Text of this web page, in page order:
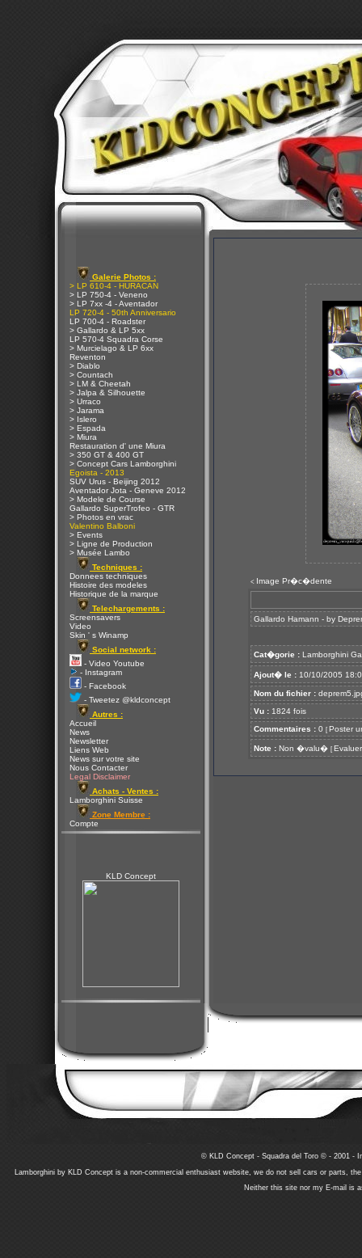
Galerie Photos :
> LP 610-4 - HURACAN
> LP 750-4 - Veneno
> LP 7xx -4 - Aventador
LP 720-4 - 50th Anniversario
LP 700-4 - Roadster
> Gallardo & LP 5xx
LP 570-4 Squadra Corse
> Murcielago & LP 6xx
Reventon
> Diablo
> Countach
> LM & Cheetah
> Jalpa & Silhouette
> Urraco
> Jarama
> Islero
> Espada
> Miura
Restauration d' une Miura
> 350 GT & 400 GT
> Concept Cars Lamborghini
Egoista - 2013
SUV Urus - Beijing 2012
Aventador Jota - Geneve 2012
> Modele de Course
Gallardo SuperTrofeo - GTR
> Photos en vrac
Valentino Balboni
> Events
> Ligne de Production
> Musée Lambo
Techniques :
Donnees techniques
Histoire des modeles
Historique de la marque
Telechargements :
Screensavers
Video
Skin ' s Winamp
Social network :
- Video Youtube
- Instagram
- Facebook
- Tweetez @kldconcept
Autres :
Accueil
News
Newsletter
Liens Web
News sur votre site
Nous Contacter
Legal Disclaimer
Achats - Ventes :
Lamborghini Suisse
Zone Membre :
Compte
KLD Concept
< Image Pr�c�dente
Gallardo Hamann - by
Cat�gorie : Lamborghini
Ajout� le : 10/10/2005
Nom du fichier :
Vu : 1824 fois
Commentaires : 0 [ Poster
Note : Non �valu� [ Evaluer
© KLD Concept - Squadra del Toro © - 2001 -
Lamborghini by KLD Concept is a non-commercial enthusiast website, we do not sell cars or parts,
Neither this site nor my E-mail is